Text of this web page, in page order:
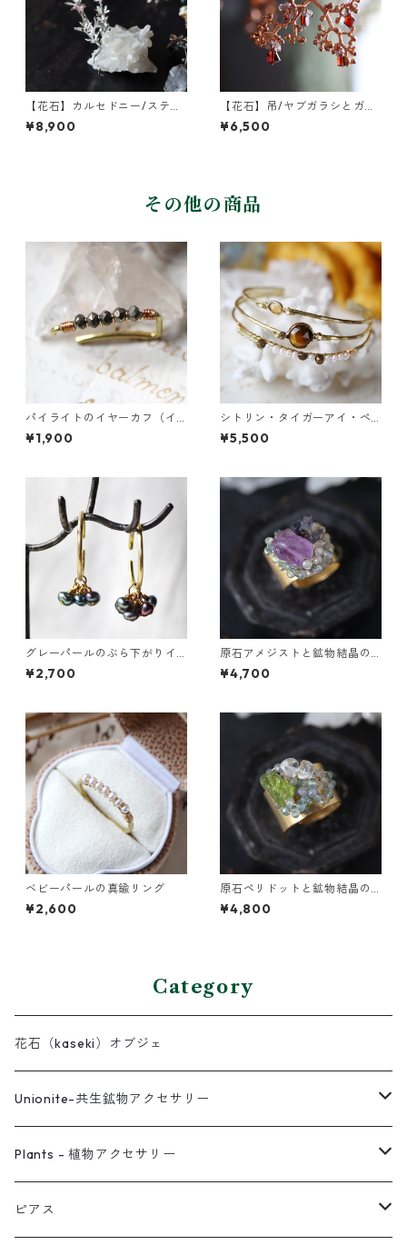
【花石】カルセドニー/スティ
ルバイトとヤエムグラ
¥8,900
【花石】吊/ヤブガラシとガー
ネット
¥6,500
その他の商品
パイライトのイヤーカフ（イ
ンダストリアル風）
¥1,900
シトリン・タイガーアイ・ペ
リドットの3連バングル
¥5,500
グレーパールのぶら下がりイ
ヤーカフ
¥2,700
原石アメジストと鉱物結晶の
真鍮幅広イヤーカフ
¥4,700
ベビーパールの真鍮リング
¥2,600
原石ペリドットと鉱物結晶の
真鍮幅広イヤーカフ
¥4,800
Category
花石（kaseki）オブジェ
Unionite-共生鉱物アクセサリー
ピアス
ネックレス
Plants - 植物アクセサリー
ピアス
ピアス